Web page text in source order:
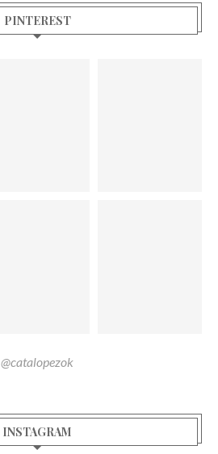
PINTEREST
@catalopezok
INSTAGRAM